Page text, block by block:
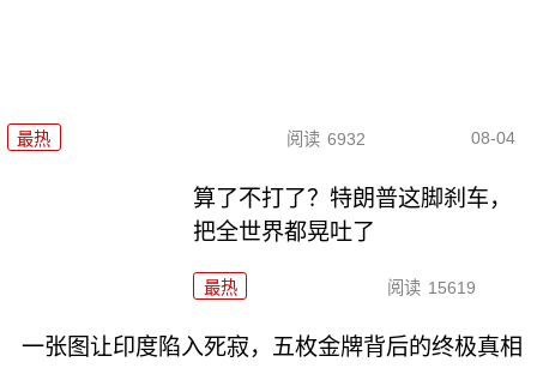
最热 阅读 6932 08-04
算了不打了？特朗普这脚刹车，
把全世界都晃吐了
最热 阅读 15619
一张图让印度陷入死寂，五枚金牌背后的终极真相